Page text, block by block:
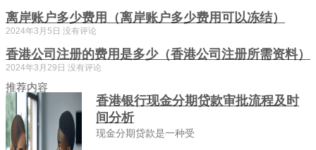
离岸账户多少费用（离岸账户多少费用可以冻结）
2024年3月5日 没有评论
香港公司注册的费用是多少（香港公司注册所需资料）
2024年3月29日 没有评论
推荐内容
香港银行现金分期贷款审批流程及时
间分析
现金分期贷款是一种受